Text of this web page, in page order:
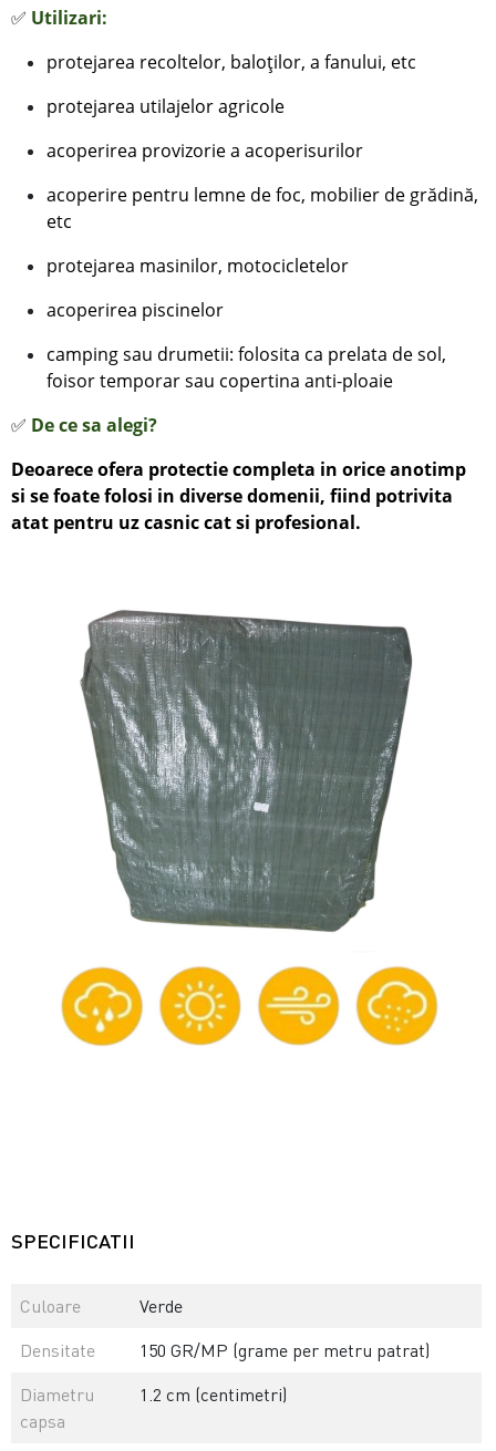
✅ Utilizari:
protejarea recoltelor, baloților, a fanului, etc
protejarea utilajelor agricole
acoperirea provizorie a acoperisurilor
acoperire pentru lemne de foc, mobilier de grădină,
etc
protejarea masinilor, motocicletelor
acoperirea piscinelor
camping sau drumetii: folosita ca prelata de sol,
foisor temporar sau copertina anti-ploaie
✅ De ce sa alegi?
Deoarece ofera protectie completa in orice anotimp
si se foate folosi in diverse domenii, fiind potrivita
atat pentru uz casnic cat si profesional.
SPECIFICATII
Culoare
Verde
Densitate
150 GR/MP (grame per metru patrat)
Diametru
capsa
1.2 cm (centimetri)